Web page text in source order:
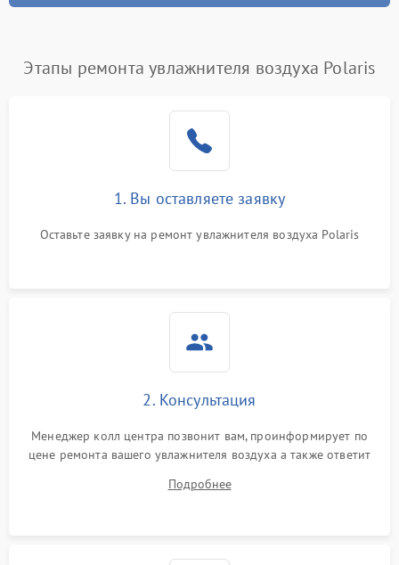
Этапы ремонта увлажнителя воздуха Polaris
1. Вы оставляете заявку
Оставьте заявку на ремонт увлажнителя воздуха Polaris
2. Консультация
Менеджер колл центра позвонит вам, проинформирует по
цене ремонта вашего увлажнителя воздуха а также ответит
Подробнее